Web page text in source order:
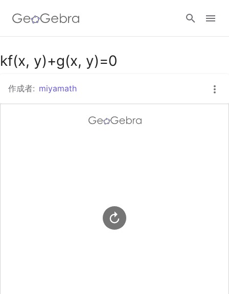
Googleクラスルーム
GeoGebra Classroom
kf(x, y)+g(x, y)=0
作成者: miyamath